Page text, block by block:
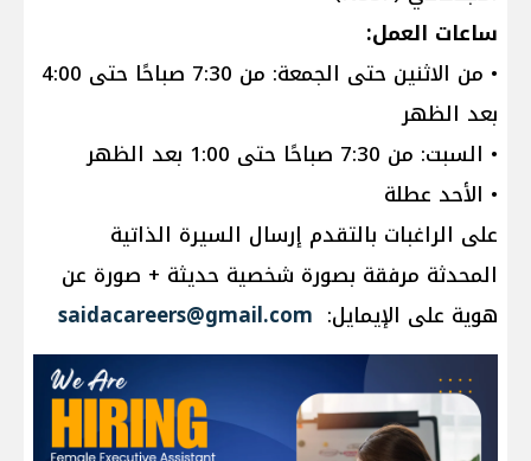
ساعات العمل:
• من الاثنين حتى الجمعة: من 7:30 صباحًا حتى 4:00
بعد الظهر
• السبت: من 7:30 صباحًا حتى 1:00 بعد الظهر
• الأحد عطلة
على الراغبات بالتقدم إرسال السيرة الذاتية
المحدثة مرفقة بصورة شخصية حديثة + صورة عن
هوية على الإيمايل: saidacareers@gmail.com